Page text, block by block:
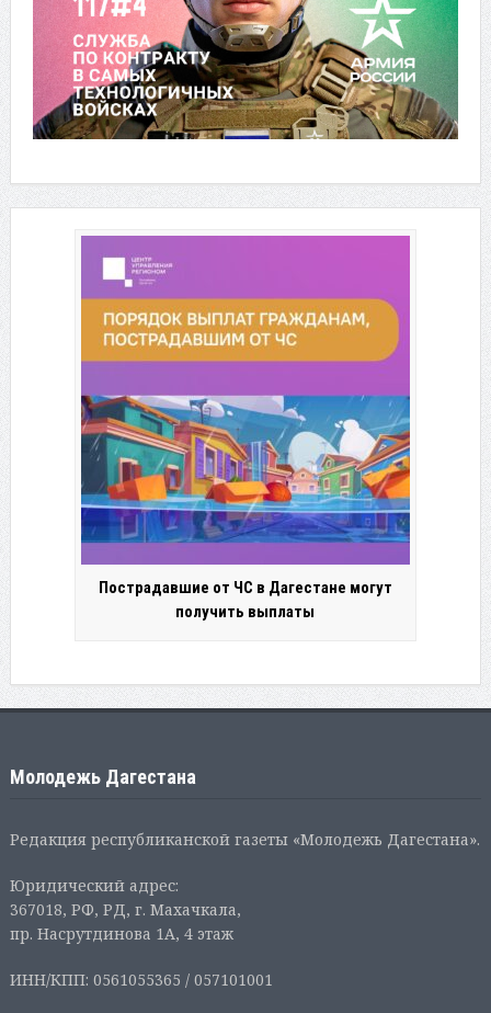
Пострадавшие от ЧС в Дагестане могут
получить выплаты
Молодежь Дагестана
Редакция республиканской газеты «Молодежь Дагестана».
Юридический адрес:
367018, РФ, РД, г. Махачкала,
пр. Насрутдинова 1А, 4 этаж
ИНН/КПП: 0561055365 / 057101001